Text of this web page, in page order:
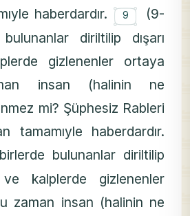
haberdardır. ۝
9
(9-
diriltilip dışarı
gizlenenler ortaya
insan (halinin ne
mi? Şüphesiz Rableri
tamamıyle haberdardır.
bulunanlar diriltilip
ve kalplerde gizlenenler
zaman insan (halinin ne